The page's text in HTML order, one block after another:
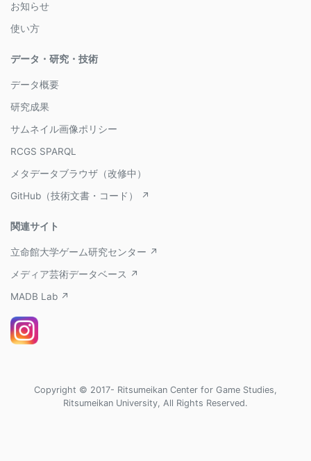
お知らせ
使い方
データ・研究・技術
データ概要
研究成果
サムネイル画像ポリシー
RCGS SPARQL
メタデータブラウザ（改修中）
GitHub（技術文書・コード） ↗
関連サイト
立命館大学ゲーム研究センター ↗
メディア芸術データベース ↗
MADB Lab ↗
Copyright © 2017- Ritsumeikan Center for Game Studies,
Ritsumeikan University, All Rights Reserved.